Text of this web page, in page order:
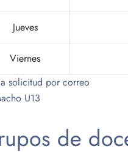
Jueves
Viernes
solicitud por correo
U13
de